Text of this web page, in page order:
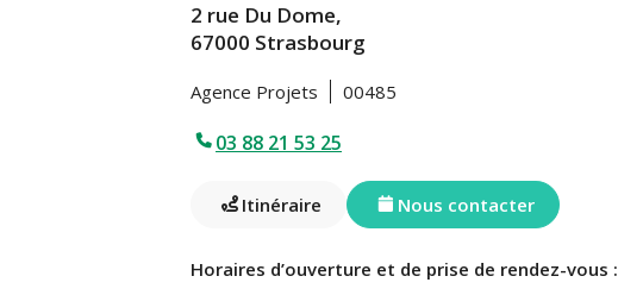
2 rue Du Dome,
67000 Strasbourg
Agence Projets 00485
03 88 21 53 25
Itinéraire Nous contacter
Horaires d’ouverture et de prise de rendez-vous :